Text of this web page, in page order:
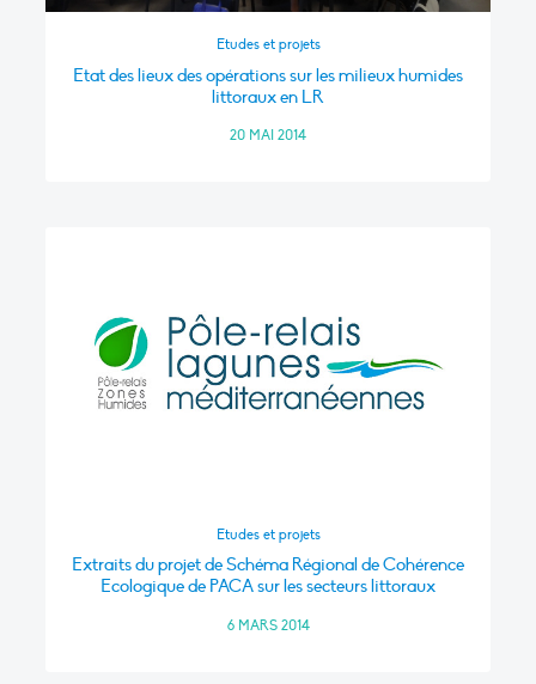
Etudes et projets
Etat des lieux des opérations sur les milieux humides
littoraux en LR
20 MAI 2014
Etudes et projets
Extraits du projet de Schéma Régional de Cohérence
Ecologique de PACA sur les secteurs littoraux
6 MARS 2014